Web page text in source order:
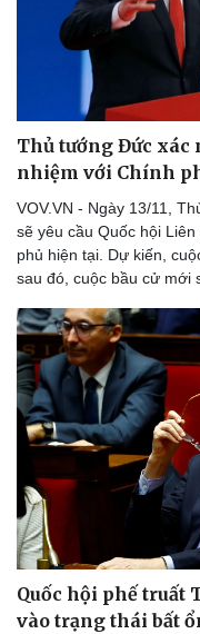
Thủ tướng Đức xác
nhiệm với Chính
VOV.VN - Ngày 13/11,
sẽ yêu cầu Quốc hội
phủ hiện tại. Dự kiến,
sau đó, cuộc bầu cử mới
Quốc hội phế truất
vào trạng thái bất